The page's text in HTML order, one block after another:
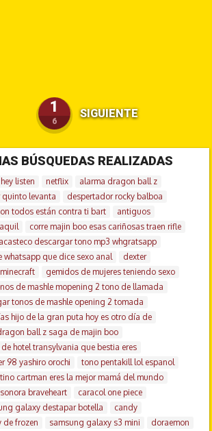
1
6
SIGUIENTE
BÚSQUEDAS REALIZADAS
listen netflix
alarma dragon ball z
levanta
despertador rocky balboa
todos están contra ti bart
antiguos
corre majin boo esas cariñosas traen rifle
descargar tono mp3 whgratsapp
whatsapp que dice sexo anal
dexter
gemidos de mujeres teniendo sexo
de mashle mopening 2 tono de llamada
tonos de mashle opening 2 tomada
hijo de la gran puta hoy es otro día de
ball z saga de majin boo
hotel transylvania que bestia eres
98 yashiro orochi
tono pentakill lol espanol
cartman eres la mejor mamá del mundo
braveheart
caracol one piece
galaxy destapar botella
candy
de frozen
samsung galaxy s3 mini
doraemon